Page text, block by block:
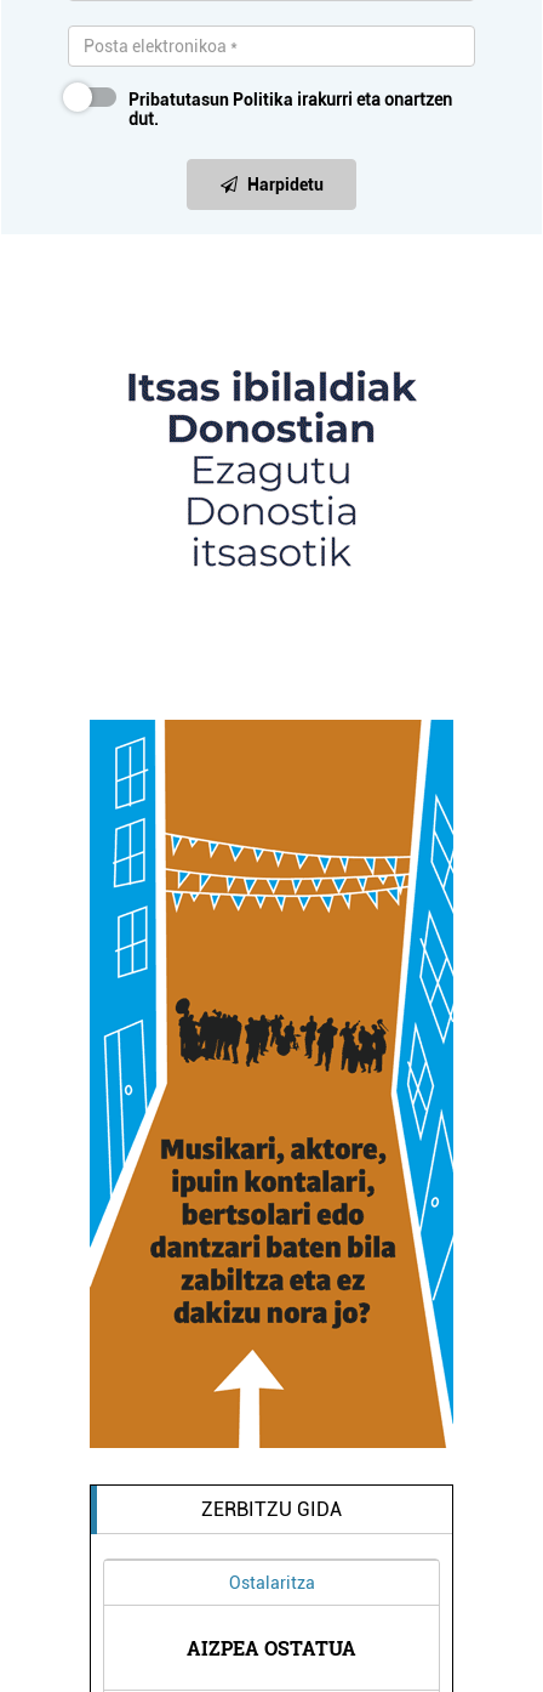
Pribatutasun Politika irakurri eta onartzen
dut.
Harpidetu
ZERBITZU GIDA
Ostalaritza
AIZPEA OSTATUA